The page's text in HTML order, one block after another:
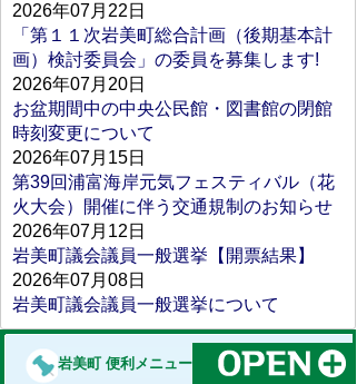
2026年07月22日
「第１１次岩美町総合計画（後期基本計
画）検討委員会」の委員を募集します!
2026年07月20日
お盆期間中の中央公民館・図書館の閉館
時刻変更について
2026年07月15日
第39回浦富海岸元気フェスティバル（花
火大会）開催に伴う交通規制のお知らせ
2026年07月12日
岩美町議会議員一般選挙【開票結果】
2026年07月08日
岩美町議会議員一般選挙について
岩美町 便利メニュー